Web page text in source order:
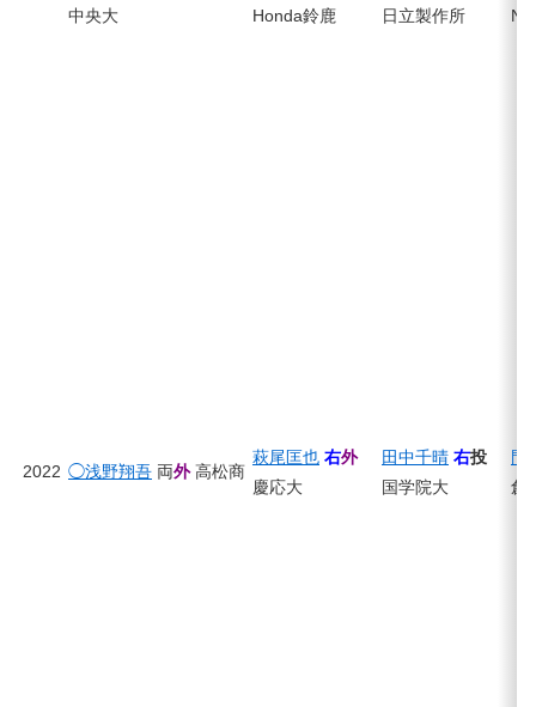
中央大
Honda鈴鹿
日立製作所
2022 ◯浅野翔吾 両外高松商
萩尾匡也 右外
慶応大
田中千晴 右投
国学院大
門
創